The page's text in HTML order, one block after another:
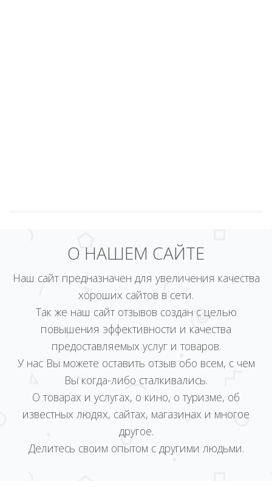
О НАШЕМ САЙТЕ
Наш сайт предназначен для увеличения качества
хороших сайтов в сети.
Так же наш сайт отзывов создан с целью
повышения эффективности и качества
предоставляемых услуг и товаров.
У нас Вы можете оставить отзыв обо всем, с чем
Вы когда-либо сталкивались.
О товарах и услугах, о кино, о туризме, об
известных людях, сайтах, магазинах и многое
другое.
Делитесь своим опытом с другими людьми.